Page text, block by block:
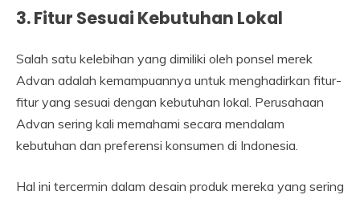
3. Fitur Sesuai Kebutuhan Lokal
Salah satu kelebihan yang dimiliki oleh ponsel merek
Advan adalah kemampuannya untuk menghadirkan fitur-
fitur yang sesuai dengan kebutuhan lokal. Perusahaan
Advan sering kali memahami secara mendalam
kebutuhan dan preferensi konsumen di Indonesia.
Hal ini tercermin dalam desain produk mereka yang sering